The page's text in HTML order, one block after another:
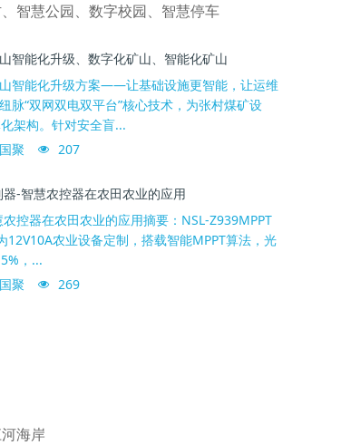
智慧公园、数字校园、智慧停车
智能化升级、数字化矿山、智能化矿山
智能化升级方案——让基础设施更智能，让运维
脉“双网双电双平台”核心技术，为张村煤矿设
架构。针对安全盲...
聚 207
器-智慧农控器在农田农业的应用
控器在农田农业的应用摘要：NSL-Z939MPPT
12V10A农业设备定制，搭载智能MPPT算法，光
，...
聚 269
海岸